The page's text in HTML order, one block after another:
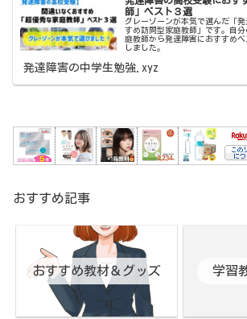
師」ベスト３選
グレーゾーンが本気で選んだ「
すめ訪問型家庭教師」です。自
庭教師から発達障害におすすめ
しました。
発達障害の中学生勉強.xyz
おすすめ記事
おすすめ教材＆グッズ 学習